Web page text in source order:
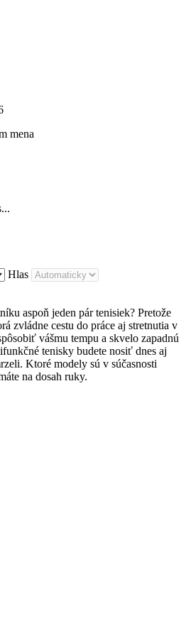
mena
Hlas
aspoň jeden pár tenisiek? Pretože
zvládne cestu do práce aj stretnutia v
vášmu tempu a skvelo zapadnú
tenisky budete nosiť dnes aj
Ktoré modely sú v súčasnosti
na dosah ruky.